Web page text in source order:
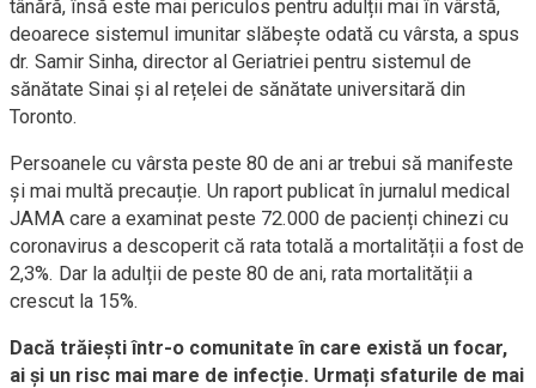
tânără, însă este mai periculos pentru adulții mai în vârstă,
deoarece sistemul imunitar slăbește odată cu vârsta, a spus
dr. Samir Sinha, director al Geriatriei pentru sistemul de
sănătate Sinai și al rețelei de sănătate universitară din
Toronto.
Persoanele cu vârsta peste 80 de ani ar trebui să manifeste
și mai multă precauție. Un raport publicat în jurnalul medical
JAMA care a examinat peste 72.000 de pacienți chinezi cu
coronavirus a descoperit că rata totală a mortalității a fost de
2,3%. Dar la adulții de peste 80 de ani, rata mortalității a
crescut la 15%.
Dacă trăiești într-o comunitate în care există un focar,
ai și un risc mai mare de infecție. Urmați sfaturile de mai